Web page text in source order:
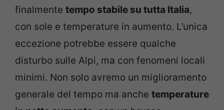
finalmente tempo stabile su tutta Italia,
con sole e temperature in aumento. L’unica
eccezione potrebbe essere qualche
disturbo sulle Alpi, ma con fenomeni locali
minimi. Non solo avremo un miglioramento
generale del tempo ma anche temperature